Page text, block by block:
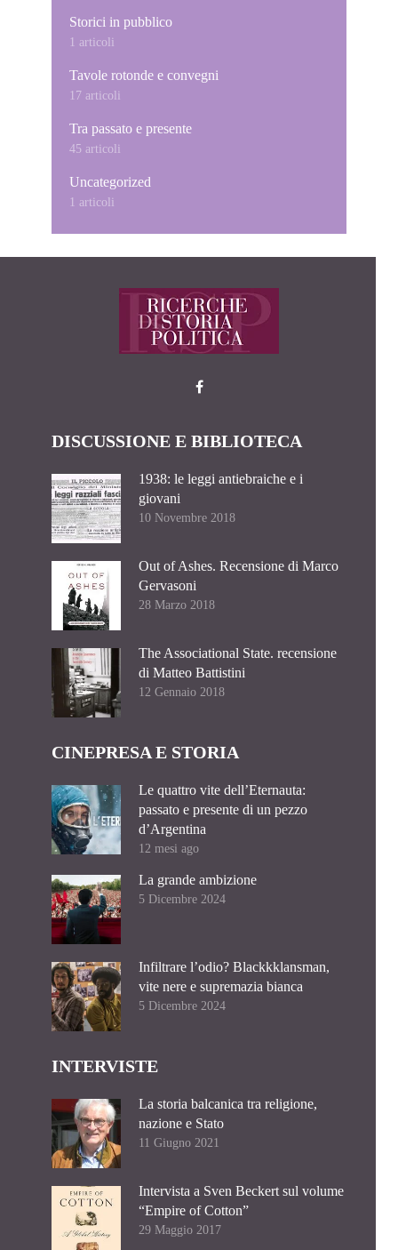
Storici in pubblico
1 articoli
Tavole rotonde e convegni
17 articoli
Tra passato e presente
45 articoli
Uncategorized
1 articoli
DISCUSSIONE E BIBLIOTECA
1938: le leggi antiebraiche e i
giovani
10 Novembre 2018
Out of Ashes. Recensione di Marco
Gervasoni
28 Marzo 2018
The Associational State. recensione
di Matteo Battistini
12 Gennaio 2018
CINEPRESA E STORIA
Le quattro vite dell’Eternauta:
passato e presente di un pezzo
d’Argentina
12 mesi ago
La grande ambizione
5 Dicembre 2024
Infiltrare l’odio? Blackkklansman,
vite nere e supremazia bianca
5 Dicembre 2024
INTERVISTE
La storia balcanica tra religione,
nazione e Stato
11 Giugno 2021
Intervista a Sven Beckert sul volume
“Empire of Cotton”
29 Maggio 2017